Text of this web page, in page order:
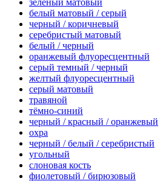
зеленый матовый
белый матовый / серый
черный / коричневый
серебристый матовый
белый / черный
оранжевый флуоресцентный
серый темный / черный
желтый флуоресцентный
серый матовый
травяной
тёмно-синий
черный / красный / оранжевый
охра
черный / белый / серебристый
угольный
слоновая кость
фиолетовый / бирюзовый